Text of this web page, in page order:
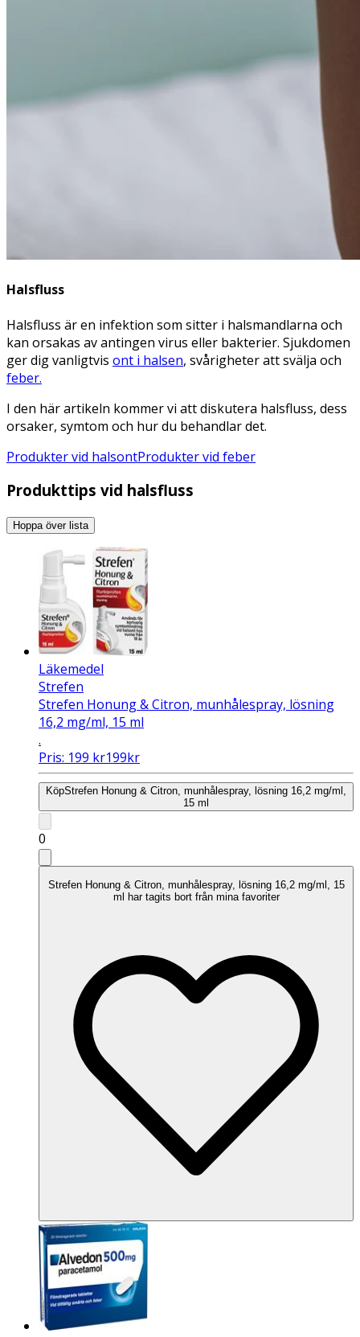
Halsfluss
Halsfluss är en infektion som sitter i halsmandlarna och
kan orsakas av antingen virus eller bakterier. Sjukdomen
ger dig vanligtvis ont i halsen, svårigheter att svälja och
feber.
I den här artikeln kommer vi att diskutera halsfluss, dess
orsaker, symtom och hur du behandlar det.
Produkter vid halsontProdukter vid feber
Produkttips vid halsfluss
Hoppa över lista
Läkemedel
Strefen
Strefen Honung & Citron, munhålespray, lösning
16,2 mg/ml, 15 ml
.
Pris: 199 kr199kr
KöpStrefen Honung & Citron, munhålespray, lösning 16,2 mg/ml,
15 ml
0
Strefen Honung & Citron, munhålespray, lösning 16,2 mg/ml, 15
ml har tagits bort från mina favoriter